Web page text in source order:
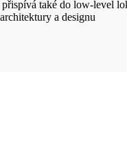
také do low-level
a designu